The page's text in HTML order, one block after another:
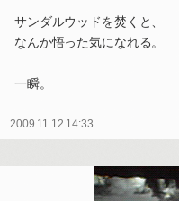
サンダルウッドを焚くと、
なんか悟った気になれる。
一瞬。
2009.11.12 14:33